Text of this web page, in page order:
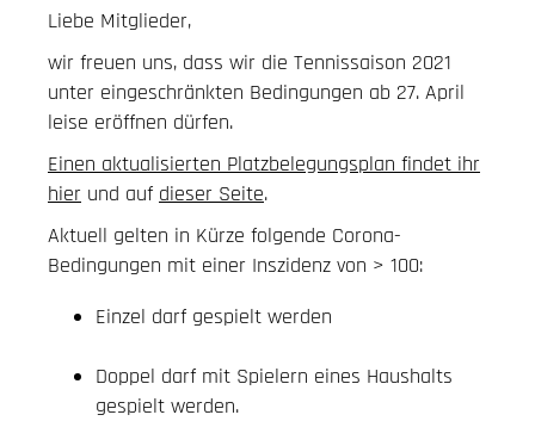
Liebe Mitglieder,
wir freuen uns, dass wir die Tennissaison 2021
unter eingeschränkten Bedingungen ab 27. April
leise eröffnen dürfen.
Einen aktualisierten Platzbelegungsplan findet ihr
hier und auf dieser Seite.
Aktuell gelten in Kürze folgende Corona-
Bedingungen mit einer Inszidenz von > 100:
Einzel darf gespielt werden
Doppel darf mit Spielern eines Haushalts
gespielt werden.